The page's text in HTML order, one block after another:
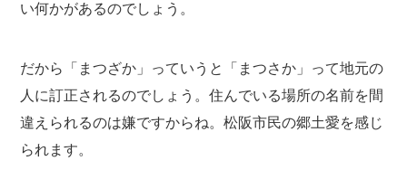
い何かがあるのでしょう。
だから「まつざか」っていうと「まつさか」って地元の
人に訂正されるのでしょう。住んでいる場所の名前を間
違えられるのは嫌ですからね。松阪市民の郷土愛を感じ
られます。